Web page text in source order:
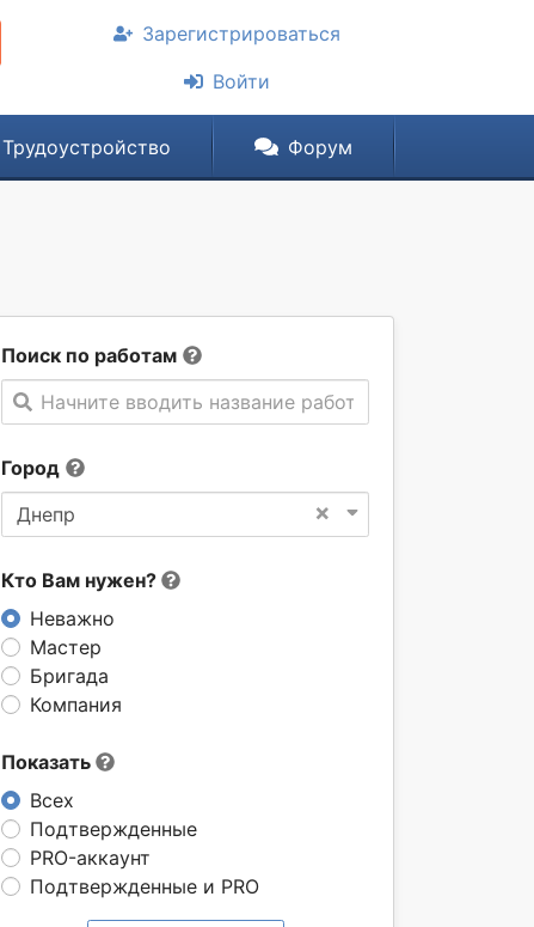
Зарегистрироваться
Войти
Трудоустройство Форум
Поиск по работам
Начните вводить название работы
Город
×
Днепр
Кто Вам нужен?
Неважно
Мастер
Бригада
Компания
Показать
Всех
Подтвержденные
PRO-аккаунт
Подтвержденные и PRO